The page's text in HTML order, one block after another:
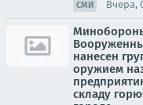
СМИ Вчера,
нанесен
оружием
складу